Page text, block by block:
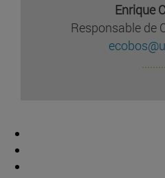
Enrique
Responsable de
.........